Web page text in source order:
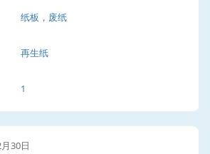
纸板，废纸
再生纸
1
30日